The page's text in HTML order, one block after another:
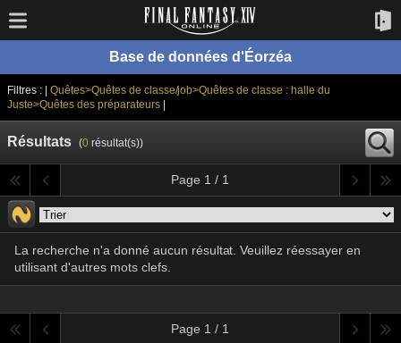
Base de données d'Éorzéa
Filtres : | Quêtes>Quêtes de classe/job>Quêtes de classe : halle du
Juste>Quêtes des préparateurs|
Résultats (0résultat(s))
Page 1 / 1
La recherche n'a donné aucun résultat. Veuillez réessayer en
utilisant d'autres mots clefs.
Page 1 / 1